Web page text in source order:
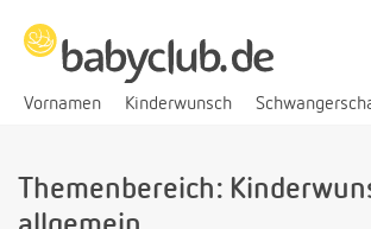
Vornamen Kinderwunsch
Themenbereich: